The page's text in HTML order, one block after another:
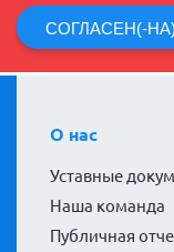
СОГЛАСЕН(-НА)
О нас
Уставные
Наша команда
Публичная